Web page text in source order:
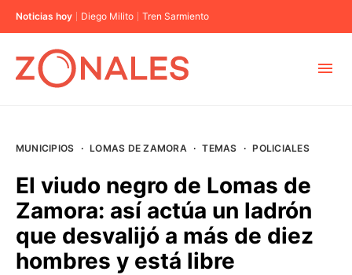
Noticias hoy Diego Milito Tren Sarmiento
BUENOS AIRES
PROVINCIAS
MUNICIPIOS · LOMAS DE ZAMORA · TEMAS · POLICIALES
El viudo negro de Lomas de
Zamora: así actúa un ladrón
que desvalijó a más de diez
hombres y está libre